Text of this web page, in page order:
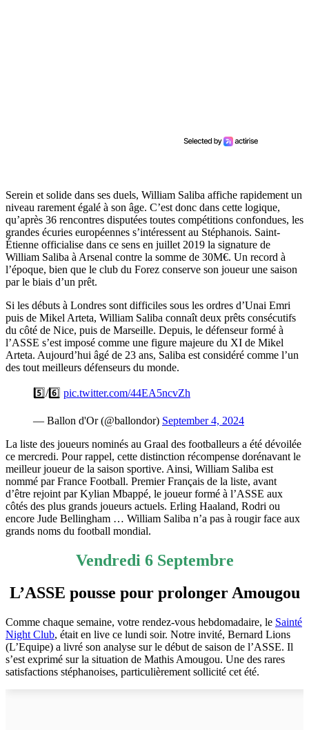
Serein et solide dans ses duels, William Saliba affiche rapidement un
niveau rarement égalé à son âge. C’est donc dans cette logique,
qu’après 36 rencontres disputées toutes compétitions confondues, les
grandes écuries européennes s’intéressent au Stéphanois. Saint-
Étienne officialise dans ce sens en juillet 2019 la signature de
William Saliba à Arsenal contre la somme de 30M€. Un record à
l’époque, bien que le club du Forez conserve son joueur une saison
par le biais d’un prêt.
Si les débuts à Londres sont difficiles sous les ordres d’Unai Emri
puis de Mikel Arteta, William Saliba connaît deux prêts consécutifs
du côté de Nice, puis de Marseille. Depuis, le défenseur formé à
l’ASSE s’est imposé comme une figure majeure du XI de Mikel
Arteta. Aujourd’hui âgé de 23 ans, Saliba est considéré comme l’un
des tout meilleurs défenseurs du monde.
5️⃣/6️⃣ pic.twitter.com/44EA5ncvZh
— Ballon d'Or (@ballondor) September 4, 2024
La liste des joueurs nominés au Graal des footballeurs a été dévoilée
ce mercredi. Pour rappel, cette distinction récompense dorénavant le
meilleur joueur de la saison sportive. Ainsi, William Saliba est
nommé par France Football. Premier Français de la liste, avant
d’être rejoint par Kylian Mbappé, le joueur formé à l’ASSE aux
côtés des plus grands joueurs actuels. Erling Haaland, Rodri ou
encore Jude Bellingham … William Saliba n’a pas à rougir face aux
grands noms du football mondial.
Vendredi 6 Septembre
L’ASSE pousse pour prolonger Amougou
Comme chaque semaine, votre rendez-vous hebdomadaire, le Sainté
Night Club, était en live ce lundi soir. Notre invité, Bernard Lions
(L’Equipe) a livré son analyse sur le début de saison de l’ASSE. Il
s’est exprimé sur la situation de Mathis Amougou. Une des rares
satisfactions stéphanoises, particulièrement sollicité cet été.